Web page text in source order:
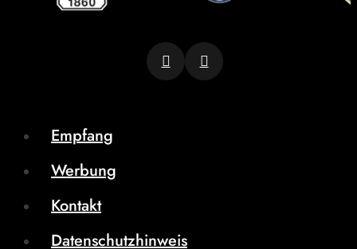
Empfang
Werbung
Kontakt
Datenschutzhinweis